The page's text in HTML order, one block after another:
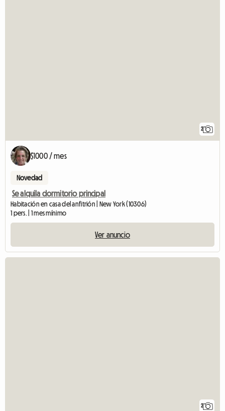
2
$1000 / mes
Novedad
Se alquila dormitorio principal
Habitación en casa del anfitrión | New York (10306)
1 pers. | 1 mes mínimo
Ver anuncio
2